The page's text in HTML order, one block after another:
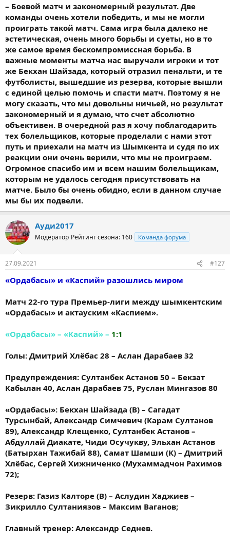
– Боевой матч и закономерный результат. Две
команды очень хотели победить, и мы не могли
проиграть такой матч. Сама игра была далеко не
эстетическая, очень много борьбы и суеты, но в то
же самое время бескомпромиссная борьба. В
важные моменты матча нас выручали игроки и тот
же Бекхан Шайзада, который отразил пенальти, и те
футболисты, вышедшие из резерва, которые вышли
с единой целью помочь и спасти матч. Поэтому я не
могу сказать, что мы довольны ничьей, но результат
закономерный и я думаю, что счет абсолютно
объективен. В очередной раз я хочу поблагодарить
тех болельщиков, которые проделали с нами этот
путь и приехали на матч из Шымкента и судя по их
реакции они очень верили, что мы не проиграем.
Огромное спасибо им и всем нашим болельщикам,
которым не удалось сегодня присутствовать на
матче. Было бы очень обидно, если в данном случае
мы бы их подвели.
Ауди2017
Модератор Рейтинг сезона: 160 Команда форума
27.09.2021 #127
«Ордабасы» и «Каспий» разошлись миром
Матч 22-го тура Премьер-лиги между шымкентским
«Ордабасы» и актауским «Каспием».
«Ордабасы» – «Каспий» – 1:1
Голы: Дмитрий Хлёбас 28 – Аслан Дарабаев 32
Предупреждения: Султанбек Астанов 50 – Бекзат
Кабылан 40, Аслан Дарабаев 75, Руслан Мингазов 80
«Ордабасы»: Бекхан Шайзада (В) – Сагадат
Турсынбай, Александр Симчевич (Карам Султанов
89), Александр Клещенко, Султанбек Астанов –
Абдуллай Диакате, Чиди Осучукву, Эльхан Астанов
(Батырхан Тажибай 88), Самат Шамши (К) – Дмитрий
Хлёбас, Сергей Хижниченко (Мухаммадчон Рахимов
72);
Резерв: Газиз Калторе (В) – Аслудин Хаджиев –
Зикрилло Султаниязов – Максим Ваганов;
Главный тренер: Александр Седнев.